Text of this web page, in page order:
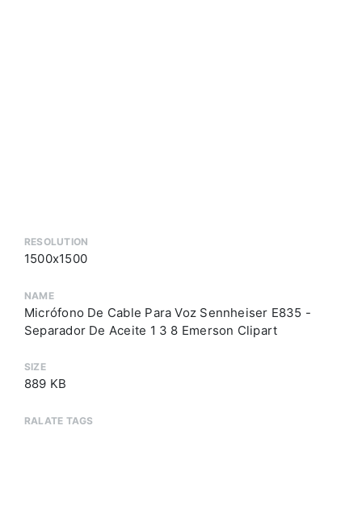
RESOLUTION
1500x1500
NAME
Micrófono De Cable Para Voz Sennheiser E835 -
Separador De Aceite 1 3 8 Emerson Clipart
SIZE
889 KB
RALATE TAGS